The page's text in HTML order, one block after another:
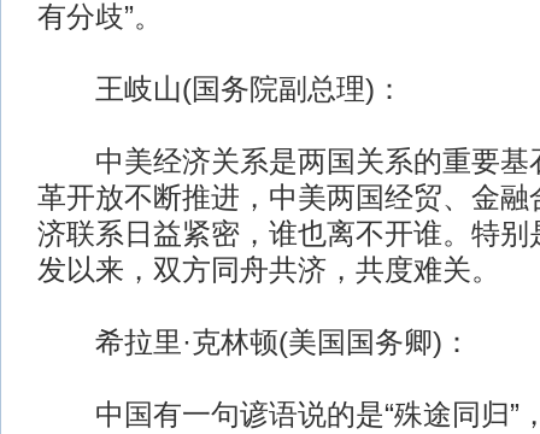
有分歧”。
王岐山(国务院副总理)：
中美经济关系是两国关系的重要基
革开放不断推进，中美两国经贸、金融
济联系日益紧密，谁也离不开谁。特别
发以来，双方同舟共济，共度难关。
希拉里·克林顿(美国国务卿)：
中国有一句谚语说的是“殊途同归”